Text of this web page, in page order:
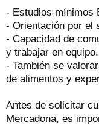
- Estudios mínimos
- Orientación por el
- Capacidad de
y trabajar en equipo.
- También se
de alimentos y
Antes de solicitar
Mercadona, es